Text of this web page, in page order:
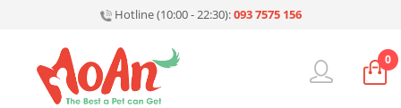
Hotline (10:00 - 22:30):093 7575 156
0